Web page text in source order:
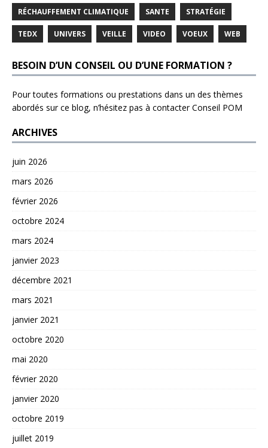
RÉCHAUFFEMENT CLIMATIQUE SANTE STRATÉGIE
TEDX UNIVERS VEILLE VIDEO VOEUX WEB
BESOIN D’UN CONSEIL OU D’UNE FORMATION ?
Pour toutes formations ou prestations dans un des thèmes
abordés sur ce blog, n’hésitez pas à contacterConseil POM
ARCHIVES
juin 2026
mars 2026
février 2026
octobre 2024
mars 2024
janvier 2023
décembre 2021
mars 2021
janvier 2021
octobre 2020
mai 2020
février 2020
janvier 2020
octobre 2019
juillet 2019